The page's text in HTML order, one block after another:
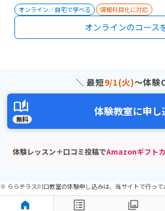
オンライン／自宅で学べる 情報科目化に対応
オンラインのコース
＼ 最短9/1(火)〜体験
無料
体験教室に申し
体験レッスン＋口コミ投稿でAmazonギフト
※ ららテラス川口教室の体験申し込みは、当サイトで行って